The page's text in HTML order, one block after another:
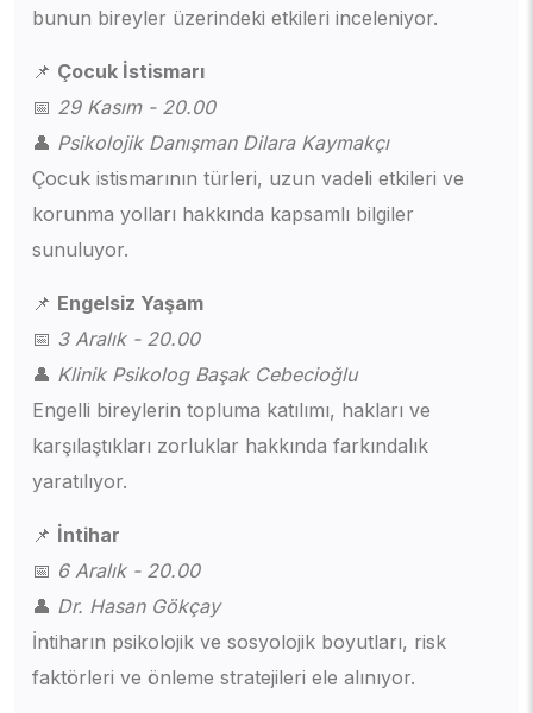
bunun bireyler üzerindeki etkileri inceleniyor.
📌 Çocuk İstismarı
📅 29 Kasım - 20.00
👤 Psikolojik Danışman Dilara Kaymakçı
Çocuk istismarının türleri, uzun vadeli etkileri ve
korunma yolları hakkında kapsamlı bilgiler
sunuluyor.
📌 Engelsiz Yaşam
📅 3 Aralık - 20.00
👤 Klinik Psikolog Başak Cebecioğlu
Engelli bireylerin topluma katılımı, hakları ve
karşılaştıkları zorluklar hakkında farkındalık
yaratılıyor.
📌 İntihar
📅 6 Aralık - 20.00
👤 Dr. Hasan Gökçay
İntiharın psikolojik ve sosyolojik boyutları, risk
faktörleri ve önleme stratejileri ele alınıyor.